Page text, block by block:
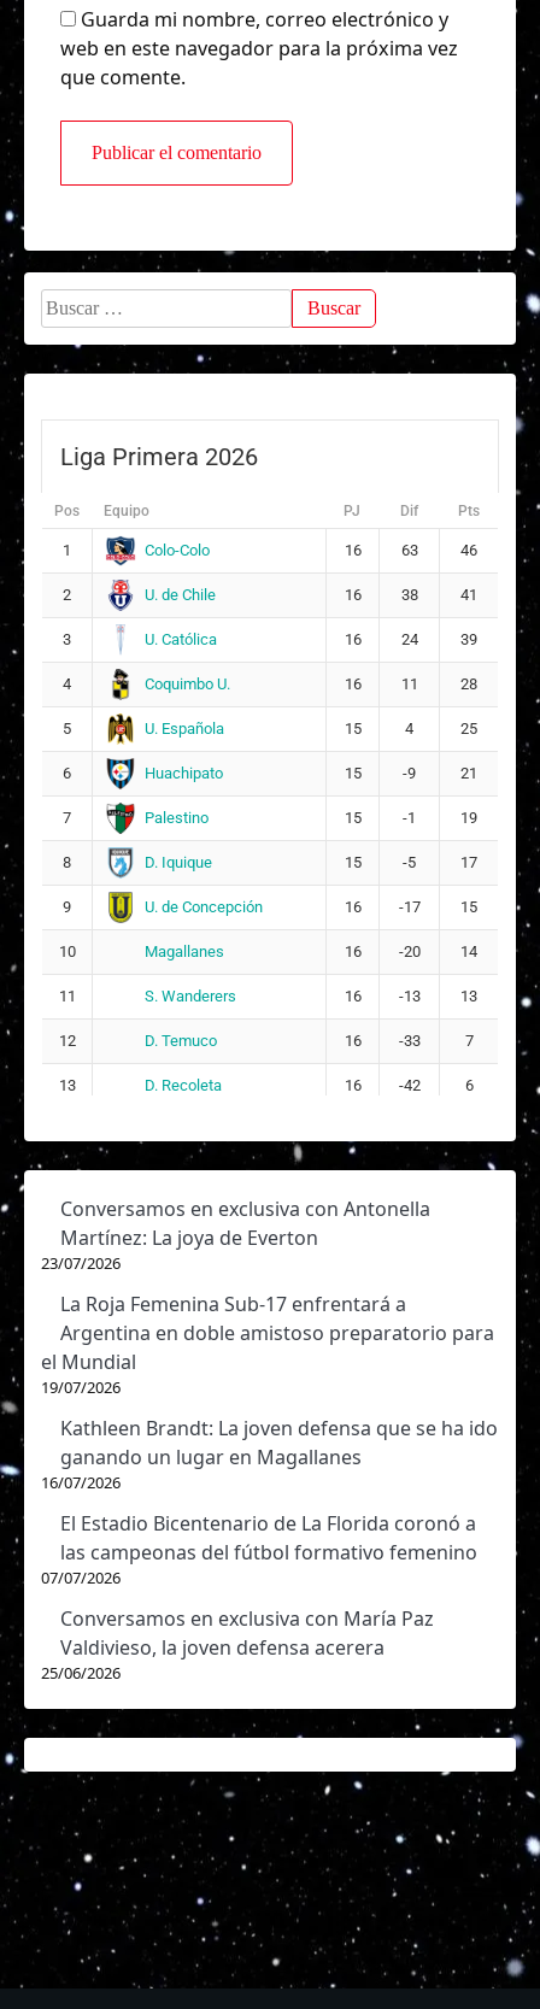
Guarda mi nombre, correo electrónico y
web en este navegador para la próxima vez
que comente.
Buscar:
Liga Primera 2026
Pos Equipo PJ Dif Pts
1 Colo-Colo 16 63 46
2 U. de Chile 16 38 41
3 U. Católica 16 24 39
4 Coquimbo U. 16 11 28
5 U. Española 15 4 25
6 Huachipato 15 -9 21
7 Palestino 15 -1 19
8 D. Iquique 15 -5 17
9 U. de Concepción 16 -17 15
10 Magallanes 16 -20 14
11 S. Wanderers 16 -13 13
12 D. Temuco 16 -33 7
13 D. Recoleta 16 -42 6
Conversamos en exclusiva con Antonella
Martínez: La joya de Everton
23/07/2026
La Roja Femenina Sub-17 enfrentará a
Argentina en doble amistoso preparatorio para
el Mundial
19/07/2026
Kathleen Brandt: La joven defensa que se ha ido
ganando un lugar en Magallanes
16/07/2026
El Estadio Bicentenario de La Florida coronó a
las campeonas del fútbol formativo femenino
07/07/2026
Conversamos en exclusiva con María Paz
Valdivieso, la joven defensa acerera
25/06/2026